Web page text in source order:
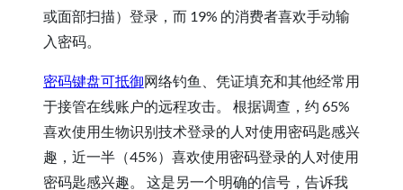
或面部扫描）登录，而 19% 的消费者喜欢手动输
入密码。
密码键盘可抵御网络钓鱼、凭证填充和其他经常用
于接管在线账户的远程攻击。 根据调查，约 65%
喜欢使用生物识别技术登录的人对使用密码匙感兴
趣，近一半（45%）喜欢使用密码登录的人对使用
密码匙感兴趣。 这是另一个明确的信号，告诉我